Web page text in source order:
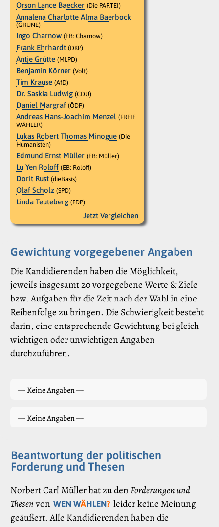
Orson Lance Baecker (Die PARTEI)
Annalena Charlotte Alma Baerbock
(GRÜNE)
Ingo Charnow (EB: Charnow)
Frank Ehrhardt (DKP)
Antje Grütte (MLPD)
Benjamin Körner (Volt)
Tim Krause (AfD)
Dr. Saskia Ludwig (CDU)
Daniel Margraf (ÖDP)
Andreas Hans-Joachim Menzel (FREIE
WÄHLER)
Lukas Robert Thomas Minogue (Die
Humanisten)
Edmund Ernst Müller (EB: Müller)
Lu Yen Roloff (EB: Roloff)
Dorit Rust (dieBasis)
Olaf Scholz (SPD)
Linda Teuteberg (FDP)
Jetzt Vergleichen
Gewichtung vorgegebener Angaben
Die Kandidierenden haben die Möglichkeit,
jeweils insgesamt 20 vorgegebene Werte & Ziele
bzw. Aufgaben für die Zeit nach der Wahl in eine
Reihenfolge zu bringen. Die Schwierigkeit besteht
darin, eine entsprechende Gewichtung bei gleich
wichtigen oder unwichtigen Angaben
durchzuführen.
— Keine Angaben —
— Keine Angaben —
Beantwortung der politischen
Forderung und Thesen
Norbert Carl Müller hat zu denForderungen und
Thesenvon WEN WÄHLEN? leider keine Meinung
geäußert. Alle Kandidierenden haben die